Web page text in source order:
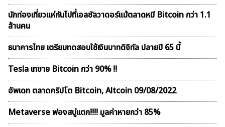
นักท่องเที่ยวแห่กันไปที่เอลซัลวาดอร์แม้ตลาดหมี Bitcoin กว่า 1.1
ล้านคน
ธนาคารไทย เตรียมทดสอบใช้เงินบาทดิจิทัล ปลายปี 65 นี้
Tesla เทขาย Bitcoin กว่า 90% !!
อัพเดท ตลาดคริปโต Bitcoin, Altcoin 09/08/2022
Metaverse ฟองสบู่เเตก!!!! มูลค่าหายกว่า 85%